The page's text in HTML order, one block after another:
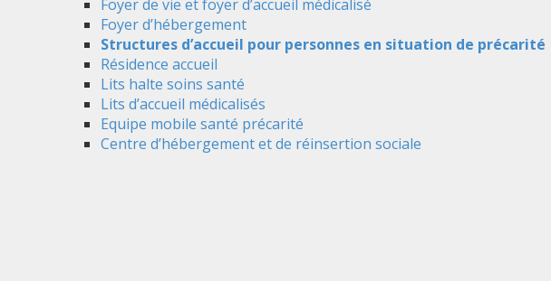
Foyer de vie et foyer d’accueil médicalisé
Foyer d’hébergement
Structures d’accueil pour personnes en situation de précarité
Résidence accueil
Lits halte soins santé
Lits d’accueil médicalisés
Equipe mobile santé précarité
Centre d’hébergement et de réinsertion sociale